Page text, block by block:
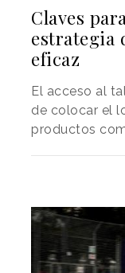
Claves
estrategia
eficaz
El acceso al
de colocar el
productos